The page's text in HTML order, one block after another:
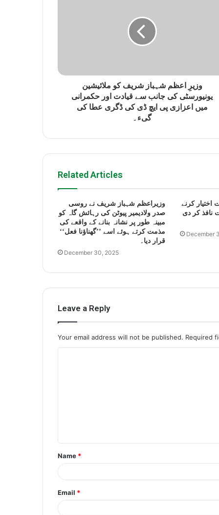
وزیرِ اعظم شہباز شریف کو ملائیشین
یونیورسٹی کی جانب سے قیادت اور حکمرانی
میں اعزازی پی ایچ ڈی کی ڈگری عطا کی
گیء۔
Related Articles
وزیراعظم شہباز شریف نے روسی
صدر ولادیمیر پیوٹن کی رہائش گاہ کو
مبینہ طور پر نشانہ بنانے کے واقعے کی
مذمت کرتے ہوئے اسے ’’گھناؤنا فعل‘‘
قرار دیا۔
December 30, 2025
اختیار کرنے
نافذ کر دی
December
Leave a Reply
Your email address will not be published. Required
t
*
Name *
Email *